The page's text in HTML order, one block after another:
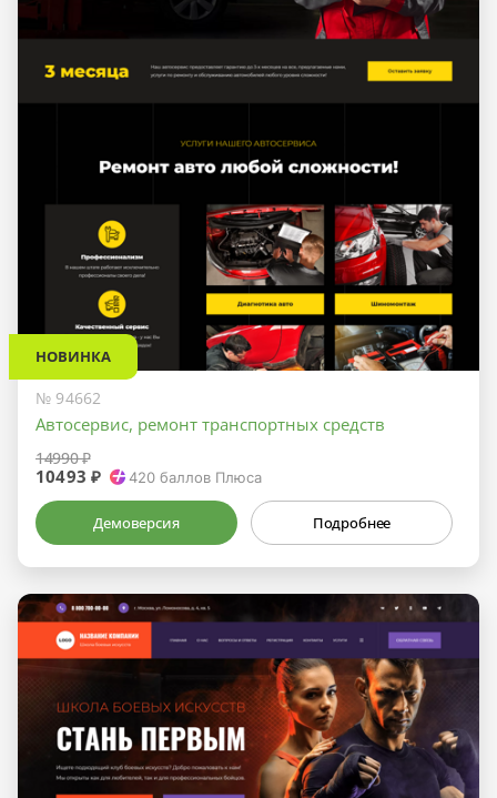
НОВИНКА
№ 94662
Автосервис, ремонт транспортных средств
14990 ₽
10493 ₽ 420 баллов Плюса
Демоверсия Подробнее